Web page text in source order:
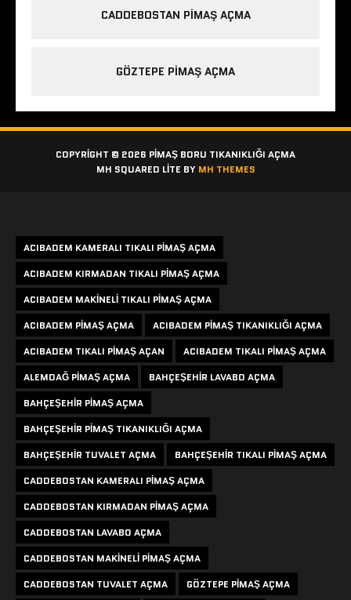
CADDEBOSTAN PIMAŞ AÇMA
GÖZTEPE PIMAŞ AÇMA
COPYRIGHT © 2026 PIMAŞ BORU TIKANIKLIĞI AÇMA
MH SQUARED LITE BY MH THEMES
ACIBADEM KAMERALI TIKALI PIMAŞ AÇMA
ACIBADEM KIRMADAN TIKALI PIMAŞ AÇMA
ACIBADEM MAKINELI TIKALI PIMAŞ AÇMA
ACIBADEM PIMAŞ AÇMA
ACIBADEM PIMAŞ TIKANIKLIĞI AÇMA
ACIBADEM TIKALI PIMAŞ AÇAN
ACIBADEM TIKALI PIMAŞ AÇMA
ALEMDAĞ PIMAŞ AÇMA
BAHÇEŞEHIR LAVABO AÇMA
BAHÇEŞEHIR PIMAŞ AÇMA
BAHÇEŞEHIR PIMAŞ TIKANIKLIĞI AÇMA
BAHÇEŞEHIR TUVALET AÇMA
BAHÇEŞEHIR TIKALI PIMAŞ AÇMA
CADDEBOSTAN KAMERALI PIMAŞ AÇMA
CADDEBOSTAN KIRMADAN PIMAŞ AÇMA
CADDEBOSTAN LAVABO AÇMA
CADDEBOSTAN MAKINELI PIMAŞ AÇMA
CADDEBOSTAN TUVALET AÇMA
GÖZTEPE PIMAŞ AÇMA